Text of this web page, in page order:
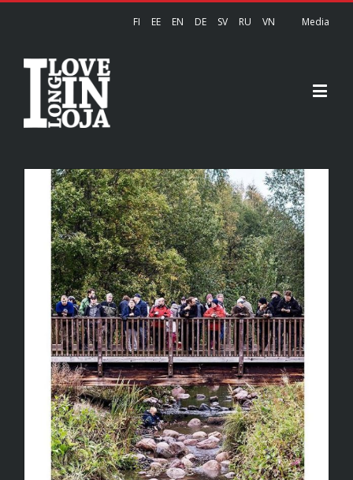
FI EE EN DE SV RU VN Media